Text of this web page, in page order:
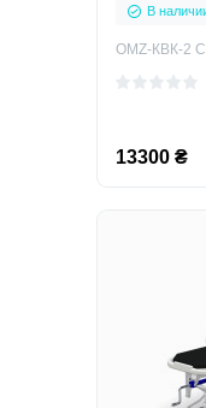
В
OMZ-КВК-2
13300 ₴